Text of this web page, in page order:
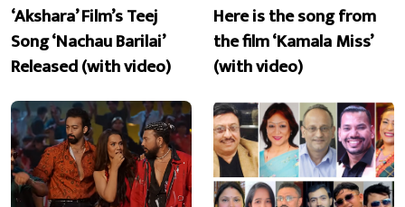
‘Akshara’ Film’s Teej
Song ‘Nachau Barilai’
Released (with video)
Here is the song from
the film ‘Kamala Miss’
(with video)